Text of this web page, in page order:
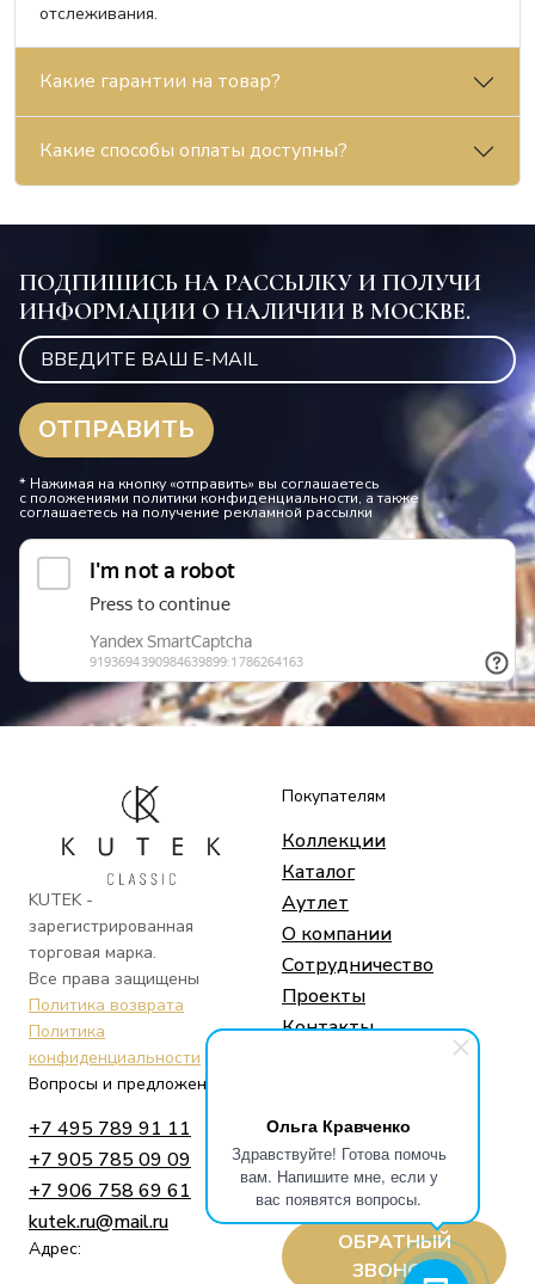
Ольга Кравченко
Здравствуйте! Готова помочь
вам. Напишите мне, если у
вас появятся вопросы.
отслеживания.
Какие гарантии на товар?
Какие способы оплаты доступны?
ПОДПИШИСЬ НА РАССЫЛКУ И ПОЛУЧИ
ИНФОРМАЦИИ О НАЛИЧИИ В МОСКВЕ.
* Нажимая на кнопку «отправить» вы соглашаетесь
с положениями политики конфиденциальности, а также
соглашаетесь на получение рекламной рассылки
KUTEK -
зарегистрированная
торговая марка.
Все права защищены
Политика возврата
Политика
конфиденциальности
Покупателям
Коллекции
Каталог
Аутлет
О компании
Сотрудничество
Проекты
Контакты
Вопросы и предложения
+7 495 789 91 11
+7 905 785 09 09
+7 906 758 69 61
kutek.ru@mail.ru
Адрес:
Telegram
Whatsapp
Instagram
ОБРАТНЫЙ
ЗВОНОК